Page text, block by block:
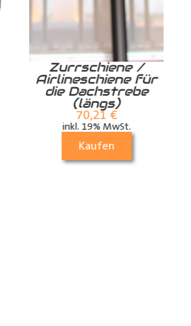
Zurrschiene /
Airlineschiene für
die Dachstrebe
(längs)
70,21 €
inkl. 19% MwSt.
Kaufen